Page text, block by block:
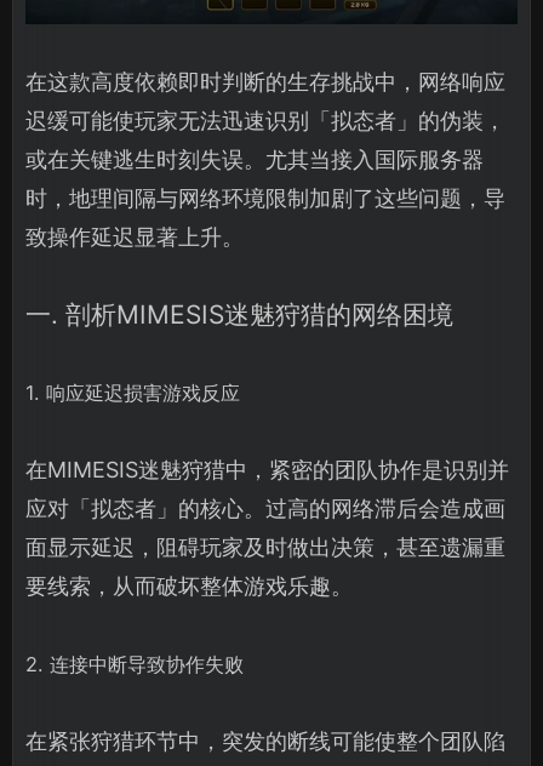
在这款高度依赖即时判断的生存挑战中，网络响应
迟缓可能使玩家无法迅速识别「拟态者」的伪装，
或在关键逃生时刻失误。尤其当接入国际服务器
时，地理间隔与网络环境限制加剧了这些问题，导
致操作延迟显著上升。
一. 剖析MIMESIS迷魅狩猎的网络困境
1. 响应延迟损害游戏反应
在MIMESIS迷魅狩猎中，紧密的团队协作是识别并
应对「拟态者」的核心。过高的网络滞后会造成画
面显示延迟，阻碍玩家及时做出决策，甚至遗漏重
要线索，从而破坏整体游戏乐趣。
2. 连接中断导致协作失败
在紧张狩猎环节中，突发的断线可能使整个团队陷